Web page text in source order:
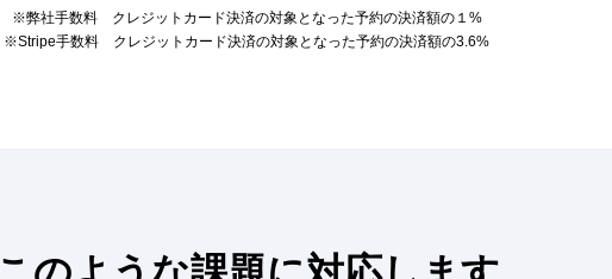
※弊社手数料 クレジットカード決済の対象となった予約の決済額の１%
※Stripe手数料 クレジットカード決済の対象となった予約の決済額の3.6%